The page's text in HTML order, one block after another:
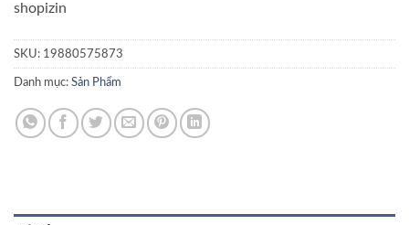
shopizin
SKU: 19880575873
Danh mục: Sản Phẩm